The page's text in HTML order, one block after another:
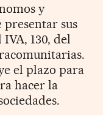
y
presentar sus
130, del
el plazo para
hacer la